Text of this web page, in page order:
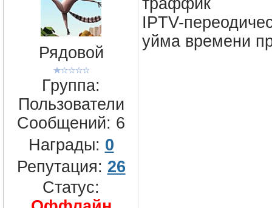
Рядовой
Группа:
Пользователи
Сообщений: 6
Награды: 0
Репутация: 26
Статус:
траффик
IPTV-
уйма времени